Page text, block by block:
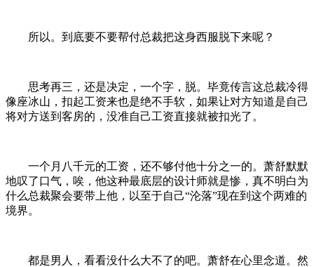
所以。到底要不要帮付总裁把这身西服脱下来呢？
思考再三，还是决定，一个字，脱。毕竟传言这总裁冷得
像座冰山，扣起工资来也是绝不手软，如果让对方知道是自己
将对方送到客房的，没准自己工资直接就被扣光了。
一个月八千元的工资，还不够付他十分之一的。萧舒默默
地叹了口气，唉，他这种最底层的设计师就是惨，真不明白为
什么总裁聚会要带上他，以至于自己“沦落”现在到这个两难的
境界。
都是男人，看看没什么大不了的吧。萧舒在心里念道。然